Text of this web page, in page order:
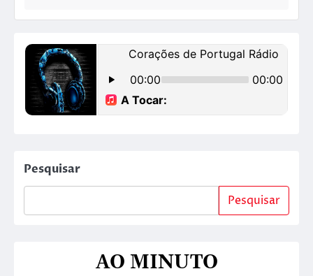
Pesquisar
Pesquisar
AO MINUTO